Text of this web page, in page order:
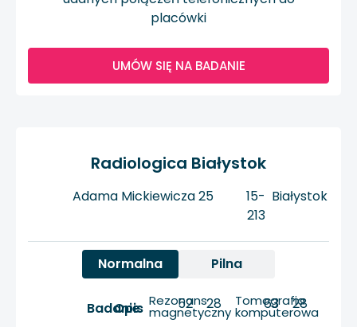
placówki
UMÓW SIĘ NA BADANIE
Radiologica Białystok
Adama Mickiewicza 25
15-
213
Białystok
Normalna Pilna
Badanie
Opis Rezonans
magnetyczny
52 28 Tomografia
komputerowa
63 28